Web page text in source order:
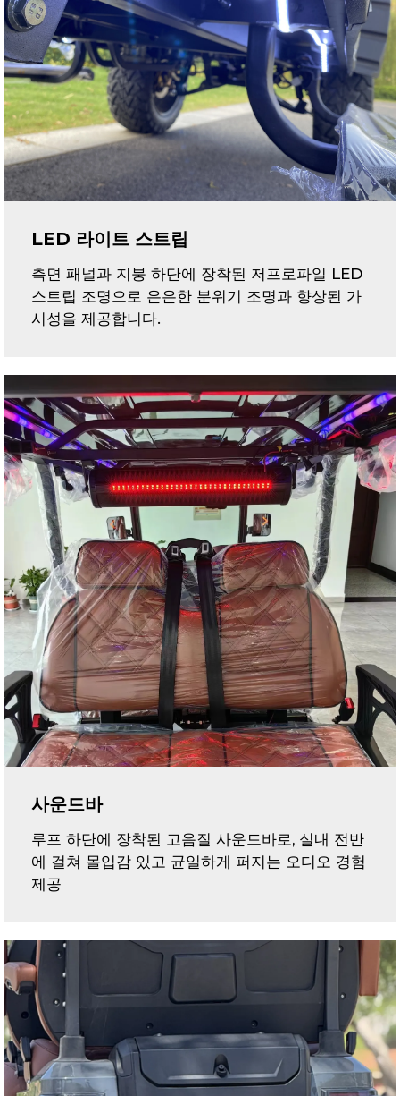
LED 라이트 스트립
측면 패널과 지붕 하단에 장착된 저프로파일 LED
스트립 조명으로 은은한 분위기 조명과 향상된 가
시성을 제공합니다.
사운드바
루프 하단에 장착된 고음질 사운드바로, 실내 전반
에 걸쳐 몰입감 있고 균일하게 퍼지는 오디오 경험
제공